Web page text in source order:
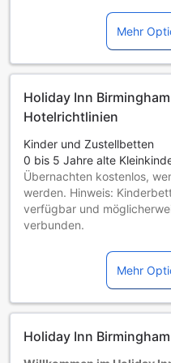
Mehr
Holiday Inn
Hotelrichtlinien
Kinder und Zustellbetten
0 bis 5 Jahre alte
Übernachten kostenlos,
werden. Hinweis:
verfügbar und
verbunden.
Übernachtung gratis,
Gäste ab 18 Jahren gelten
Die Verfügbarkeit von
bitte der jeweiligen
Mehr
Holiday Inn